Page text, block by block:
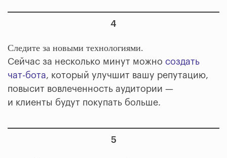
4
Следите за новыми технологиями.
Сейчас за несколько минут можно создать
чат-бота, который улучшит вашу репутацию,
повысит вовлеченность аудитории —
и клиенты будут покупать больше.
5